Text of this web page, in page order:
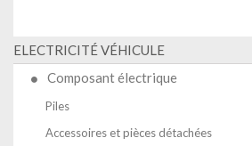
ELECTRICITÉ VÉHICULE
Composant électrique
Piles
Accessoires et pièces détachées